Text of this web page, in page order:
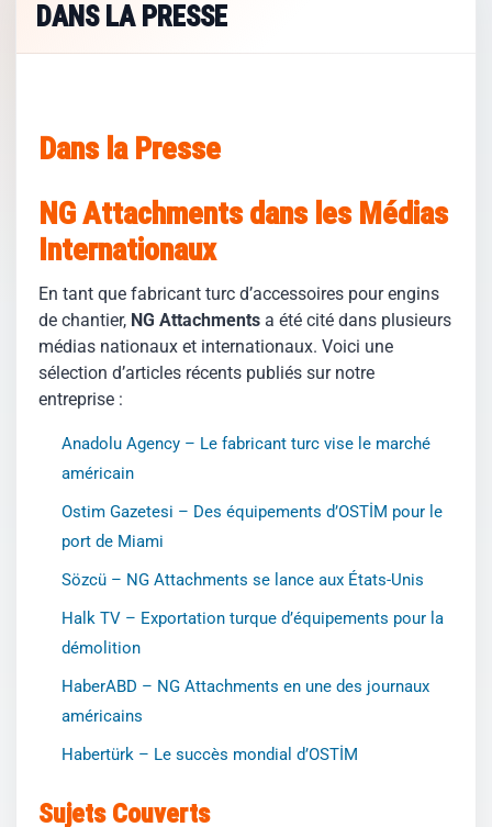
DANS LA PRESSE
Dans la Presse
NG Attachments dans les Médias
Internationaux
En tant que fabricant turc d’accessoires pour engins
de chantier, NG Attachments a été cité dans plusieurs
médias nationaux et internationaux. Voici une
sélection d’articles récents publiés sur notre
entreprise :
Anadolu Agency – Le fabricant turc vise le marché
américain
Ostim Gazetesi – Des équipements d’OSTİM pour le
port de Miami
Sözcü – NG Attachments se lance aux États-Unis
Halk TV – Exportation turque d’équipements pour la
démolition
HaberABD – NG Attachments en une des journaux
américains
Habertürk – Le succès mondial d’OSTİM
Sujets Couverts